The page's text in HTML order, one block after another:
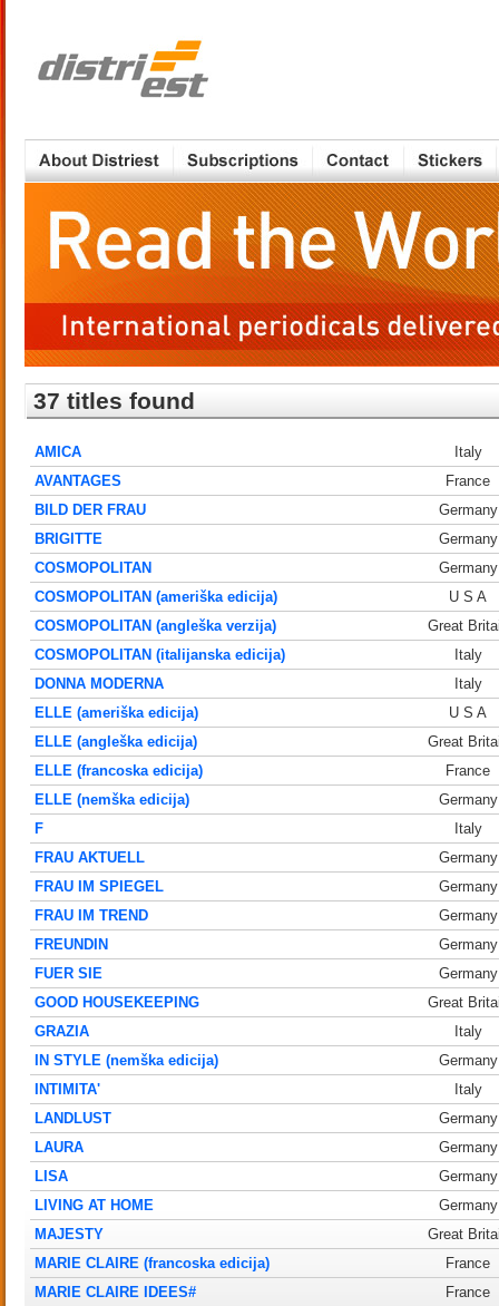
37 titles found
AMICA
Italy
AVANTAGES
France
BILD DER FRAU
Germany
BRIGITTE
Germany
COSMOPOLITAN
Germany
COSMOPOLITAN (ameriška edicija)
U S A
COSMOPOLITAN (angleška verzija)
Great
COSMOPOLITAN (italijanska edicija)
Italy
DONNA MODERNA
Italy
ELLE (ameriška edicija)
U S A
ELLE (angleška edicija)
Great
ELLE (francoska edicija)
France
ELLE (nemška edicija)
Germany
F
Italy
FRAU AKTUELL
Germany
FRAU IM SPIEGEL
Germany
FRAU IM TREND
Germany
FREUNDIN
Germany
FUER SIE
Germany
GOOD HOUSEKEEPING
Great
GRAZIA
Italy
IN STYLE (nemška edicija)
Germany
INTIMITA'
Italy
LANDLUST
Germany
LAURA
Germany
LISA
Germany
LIVING AT HOME
Germany
MAJESTY
Great
MARIE CLAIRE (francoska edicija)
France
MARIE CLAIRE IDEES#
France